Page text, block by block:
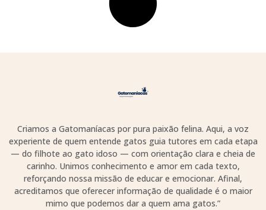
Criamos a Gatomaníacas por pura paixão felina. Aqui, a voz
experiente de quem entende gatos guia tutores em cada etapa
— do filhote ao gato idoso — com orientação clara e cheia de
carinho. Unimos conhecimento e amor em cada texto,
reforçando nossa missão de educar e emocionar. Afinal,
acreditamos que oferecer informação de qualidade é o maior
mimo que podemos dar a quem ama gatos.”